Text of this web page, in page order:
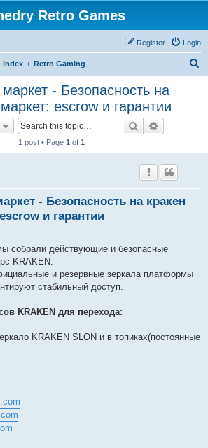
Retro Games
Login
Register
index Retro Gaming
- Безопасность на
escrow и гарантии
Search
1 post • Page 1 of 1
- Безопасность на кракен
и гарантии
собрали действующие и безопасные
KRAKEN.
и резервные зеркала платформы
стабильный доступ.
KRAKEN для перехода:
KRAKEN SLON и в топиках(постоянные